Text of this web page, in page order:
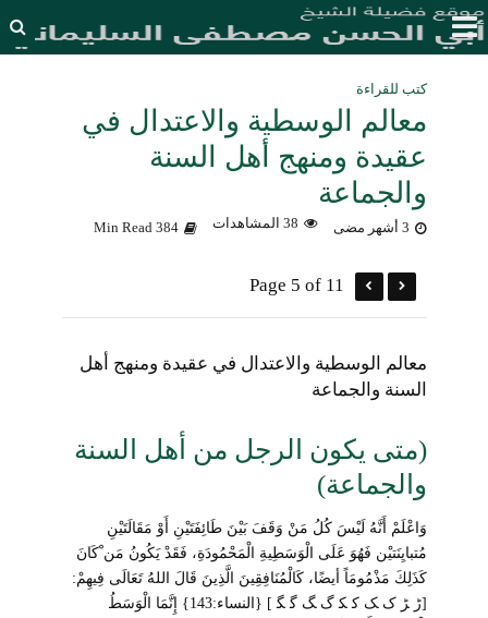
كتب للقراءة
معالم الوسطية والاعتدال في
عقيدة ومنهج أهل السنة
والجماعة
3 أشهر مضى 38 المشاهدات 384 Min Read
Page 5 of 11
معالم الوسطية والاعتدال في عقيدة ومنهج أهل
السنة والجماعة
(متى يكون الرجل من أهل السنة
والجماعة)
وَاعْلَمْ أَنَّهُ لَيْسَ كُلُ مَنْ وَقَفَ بَيْنَ طَائِفَتَيْنِ أَوْ مَقَالَتَيْنِ
مُتبايِنَتيْن فَهُوَ عَلَى الْوَسَطِيةِ الْمَحْمُودَةِ، فَقَدْ يَكُونُ مَن ْكَانَ
كَذَلِكَ مَذْمُومَاً أيضًا، كَالْمُنَافِقِينَ الَّذِينَ قَالَ اللهُ تَعَالَى فِيهِمْ:
[ﮌ ﮍ ﮎ ﮏ ﮐ ﮑ ﮒ ﮓ ﮔ ﮕ ] {النساء:143} إِنَّمَا الْوَسَطُ